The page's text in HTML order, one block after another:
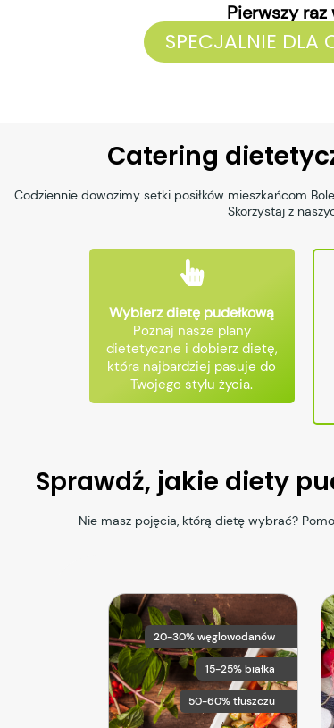
Pierwszy
SPECJALNIE DLA
Catering
Codziennie dowozimy setki posiłków mieszkańcom
Skorzystaj z
Wybierz dietę pudełkową
Poznaj nasze plany
dietetyczne i dobierz dietę,
która najbardziej pasuje do
Twojego stylu życia.
Sprawdź, jakie diety
Nie masz pojęcia, którą dietę wybrać?
20-30% węglowodanów
15-25% białka
50-60% tłuszczu